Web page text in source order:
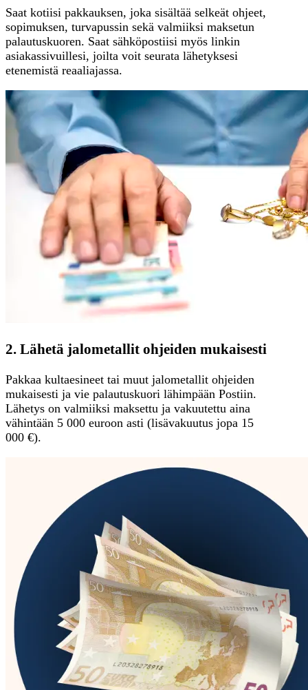
Saat kotiisi pakkauksen, joka sisältää selkeät ohjeet,
sopimuksen, turvapussin sekä valmiiksi maksetun
palautuskuoren. Saat sähköpostiisi myös linkin
asiakassivuillesi, joilta voit seurata lähetyksesi
etenemistä reaaliajassa.
2. Lähetä jalometallit ohjeiden mukaisesti
Pakkaa kultaesineet tai muut jalometallit ohjeiden
mukaisesti ja vie palautuskuori lähimpään Postiin.
Lähetys on valmiiksi maksettu ja vakuutettu aina
vähintään 5 000 euroon asti (lisävakuutus jopa 15
000 €).